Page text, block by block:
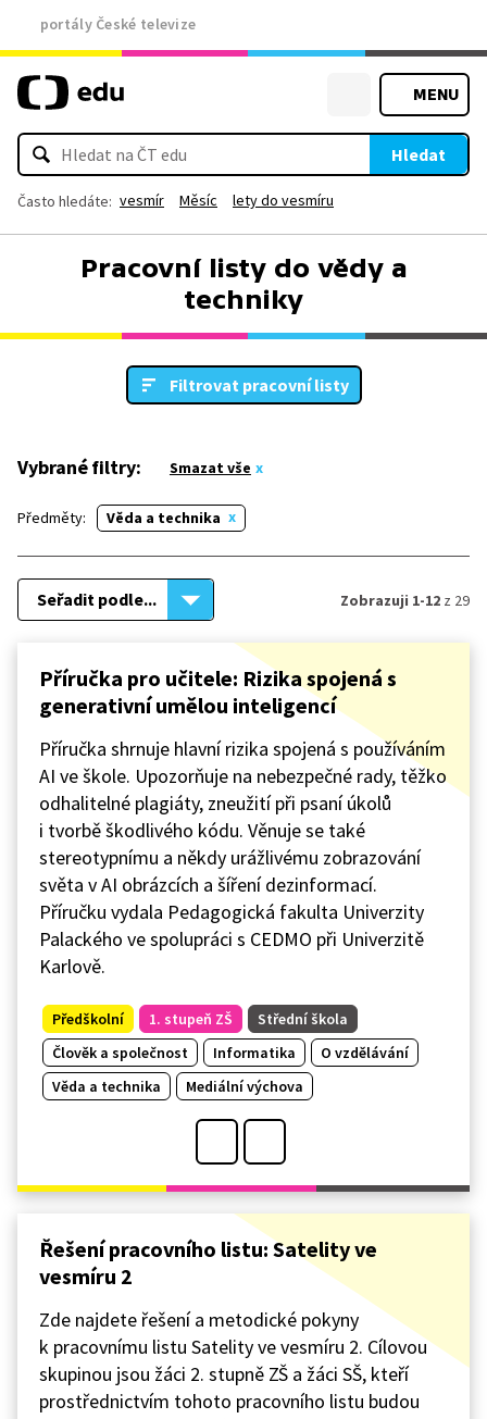
portály České televize
MENU
Hledat
Často hledáte: vesmír Měsíc lety do vesmíru
Pracovní listy do vědy a
techniky
Filtrovat pracovní listy
Vybrané filtry: Smazat vše
Předměty: Věda a technika
Seřadit podle... Zobrazuji 1-12 z 29
Příručka pro učitele: Rizika spojená s
generativní umělou inteligencí
Příručka shrnuje hlavní rizika spojená s používáním
AI ve škole. Upozorňuje na nebezpečné rady, těžko
odhalitelné plagiáty, zneužití při psaní úkolů
i tvorbě škodlivého kódu. Věnuje se také
stereotypnímu a někdy urážlivému zobrazování
světa v AI obrázcích a šíření dezinformací.
Příručku vydala Pedagogická fakulta Univerzity
Palackého ve spolupráci s CEDMO při Univerzitě
Karlově.
Předškolní 1. stupeň ZŠ
Střední škola
Člověk a společnost
Informatika
O vzdělávání
Věda a technika
Mediální výchova
Řešení pracovního listu: Satelity ve
vesmíru 2
Zde najdete řešení a metodické pokyny
k pracovnímu listu Satelity ve vesmíru 2. Cílovou
skupinou jsou žáci 2. stupně ZŠ a žáci SŠ, kteří
prostřednictvím tohoto pracovního listu budou